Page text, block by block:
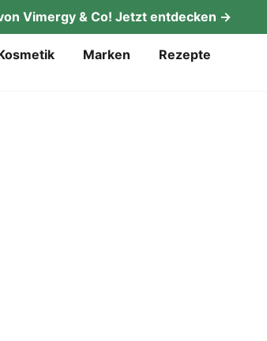
Vimergy & Co! Jetzt entdecken →
Mar­ken
Rezep­te